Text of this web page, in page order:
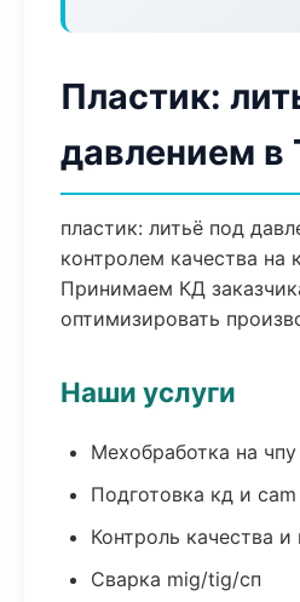
Пластик:
давлением в
пластик: литьё под
контролем качества на
Принимаем КД
оптимизировать
Наши услуги
Мехобработка на чпу
Подготовка кд и cam
Контроль качества
Сварка mig/tig/сп